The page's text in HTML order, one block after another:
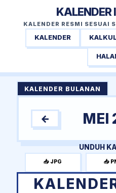
KALENDER
KALENDER RESMI SESUAI
KALENDER
KALENDER BULANAN
← MEI
UNDUH
📥 JPG 📥